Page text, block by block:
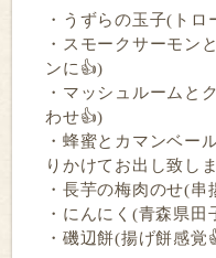
・うずらの玉子(トロ
・スモークサーモン
ンに👍)
・マッシュルームと
わせ👍)
・蜂蜜とカマンベー
りかけてお出し致し
・長芋の梅肉のせ(
・にんにく(青森県田
・磯辺餅(揚げ餅感覚